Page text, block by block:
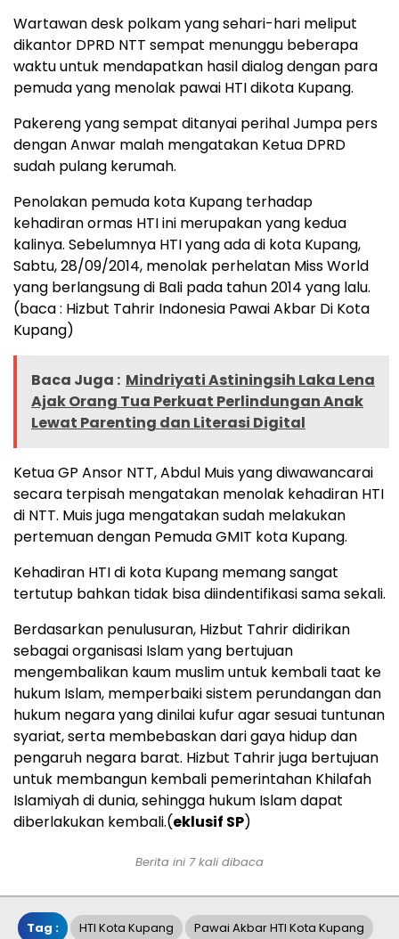
Wartawan desk polkam yang sehari-hari meliput
dikantor DPRD NTT sempat menunggu beberapa
waktu untuk mendapatkan hasil dialog dengan para
pemuda yang menolak pawai HTI dikota Kupang.
Pakereng yang sempat ditanyai perihal Jumpa pers
dengan Anwar malah mengatakan Ketua DPRD
sudah pulang kerumah.
Penolakan pemuda kota Kupang terhadap
kehadiran ormas HTI ini merupakan yang kedua
kalinya. Sebelumnya HTI yang ada di kota Kupang,
Sabtu, 28/09/2014, menolak perhelatan Miss World
yang berlangsung di Bali pada tahun 2014 yang lalu.
(baca : Hizbut Tahrir Indonesia Pawai Akbar Di Kota
Kupang)
Baca Juga : Mindriyati Astiningsih Laka Lena
Ajak Orang Tua Perkuat Perlindungan Anak
Lewat Parenting dan Literasi Digital
Ketua GP Ansor NTT, Abdul Muis yang diwawancarai
secara terpisah mengatakan menolak kehadiran HTI
di NTT. Muis juga mengatakan sudah melakukan
pertemuan dengan Pemuda GMIT kota Kupang.
Kehadiran HTI di kota Kupang memang sangat
tertutup bahkan tidak bisa diindentifikasi sama sekali.
Berdasarkan penulusuran, Hizbut Tahrir didirikan
sebagai organisasi Islam yang bertujuan
mengembalikan kaum muslim untuk kembali taat ke
hukum Islam, memperbaiki sistem perundangan dan
hukum negara yang dinilai kufur agar sesuai tuntunan
syariat, serta membebaskan dari gaya hidup dan
pengaruh negara barat. Hizbut Tahrir juga bertujuan
untuk membangun kembali pemerintahan Khilafah
Islamiyah di dunia, sehingga hukum Islam dapat
diberlakukan kembali.(eklusif SP)
Berita ini 7 kali dibaca
Tag : HTI Kota Kupang Pawai Akbar HTI Kota Kupang